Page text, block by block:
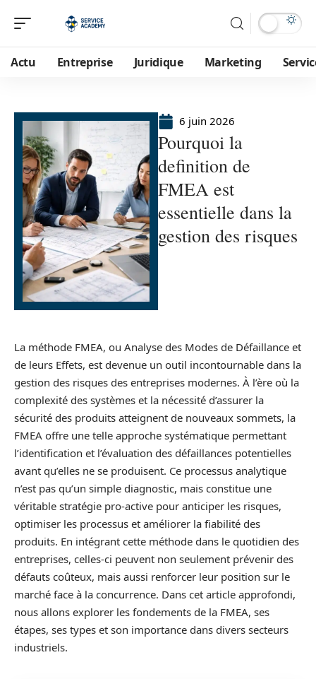
Actu Entreprise Juridique Marketing
6 juin 2026
Pourquoi la
definition de
FMEA est
essentielle dans la
gestion des risques
La méthode FMEA, ou Analyse des Modes de Défaillance et
de leurs Effets, est devenue un outil incontournable dans la
gestion des risques des entreprises modernes. À l’ère où la
complexité des systèmes et la nécessité d’assurer la
sécurité des produits atteignent de nouveaux sommets, la
FMEA offre une telle approche systématique permettant
l’identification et l’évaluation des défaillances potentielles
avant qu’elles ne se produisent. Ce processus analytique
n’est pas qu’un simple diagnostic, mais constitue une
véritable stratégie pro-active pour anticiper les risques,
optimiser les processus et améliorer la fiabilité des
produits. En intégrant cette méthode dans le quotidien des
entreprises, celles-ci peuvent non seulement prévenir des
défauts coûteux, mais aussi renforcer leur position sur le
marché face à la concurrence. Dans cet article approfondi,
nous allons explorer les fondements de la FMEA, ses
étapes, ses types et son importance dans divers secteurs
industriels.